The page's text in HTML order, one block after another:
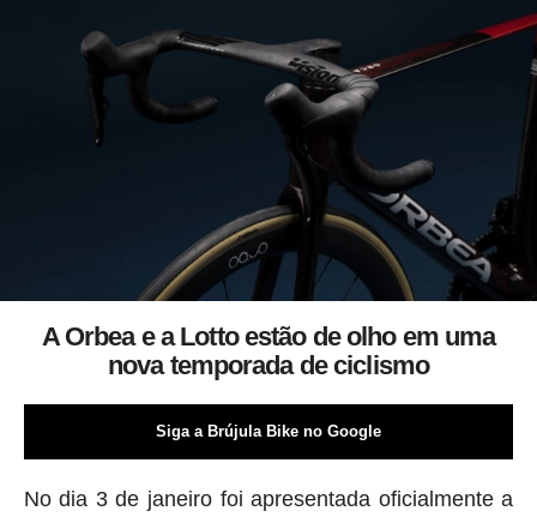
A Orbea e a Lotto estão de olho em uma
nova temporada de ciclismo
Siga a Brújula Bike no Google
No dia 3 de janeiro foi apresentada oficialmente a